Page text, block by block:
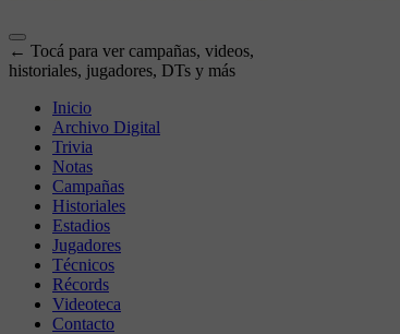
← Tocá para ver campañas, videos,
historiales, jugadores, DTs y más
Inicio
Archivo Digital
Trivia
Notas
Campañas
Historiales
Estadios
Jugadores
Técnicos
Récords
Videoteca
Contacto